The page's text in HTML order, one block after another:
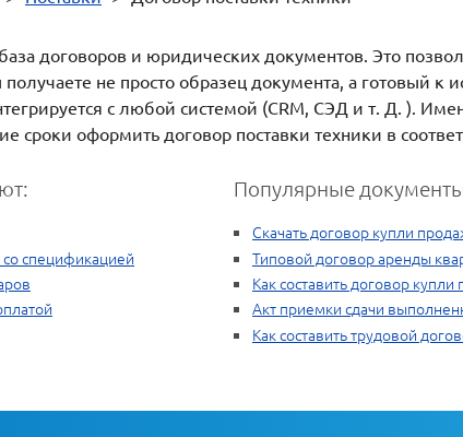
договоров и юридических документов. Это
не просто образец документа, а готовый к
с любой системой (CRM, СЭД и т. Д. ).
сроки оформить договор поставки техники в
спецификацией
Популярные
Скачать договор купли
Типовой договор аренды
Как составить договор
Акт приемки сдачи
Как составить трудовой